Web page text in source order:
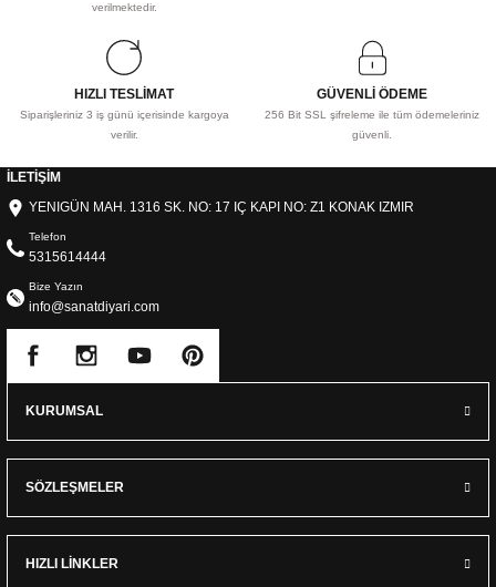
verilmektedir.
HIZLI TESLİMAT
Siparişleriniz 3 iş günü içerisinde kargoya
verilir.
GÜVENLİ ÖDEME
256 Bit SSL şifreleme ile tüm ödemeleriniz
güvenli.
İLETİŞİM
YENIGÜN MAH. 1316 SK. NO: 17 IÇ KAPI NO: Z1 KONAK IZMIR
Telefon
5315614444
Bize Yazın
info@sanatdiyari.com
KURUMSAL
SÖZLEŞMELER
HIZLI LİNKLER